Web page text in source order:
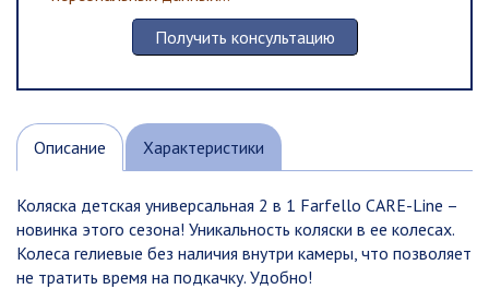
Описание Характеристики
Коляска детская универсальная 2 в 1 Farfello CARE-Line –
новинка этого сезона! Уникальность коляски в ее колесах.
Колеса гелиевые без наличия внутри камеры, что позволяет
не тратить время на подкачку. Удобно!